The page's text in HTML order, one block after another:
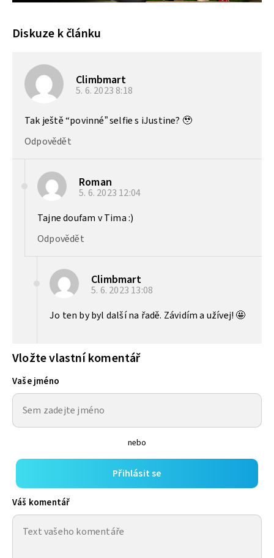
Diskuze k článku
Climbmart
5. 6. 2023 8:18
Tak ještě “povinné” selfie s iJustine? 🥹
Odpovědět
Roman
5. 6. 2023 12:04
Tajne doufam v Tima :)
Odpovědět
Climbmart
5. 6. 2023 13:08
Jo ten by byl další na řadě. Závidím a užívej! 🤩
Vložte vlastní komentář
Vaše jméno
nebo
Přihlásit se
Váš komentář